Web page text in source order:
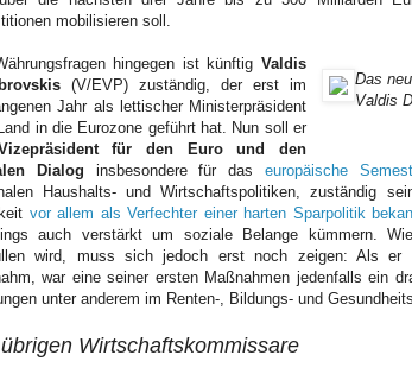
mobilisieren soll.
Das
Valdis
hingegen ist künftig Valdis
(V/EVP) zuständig, der erst im
Jahr als lettischer Ministerpräsident
in die Eurozone geführt hat. Nun soll er
für den Euro und den
Dialog insbesondere für daseuropäische
Haushalts- und Wirtschaftspolitiken, zuständig
vor allem als Verfechter einer harten Sparpolitik
auch verstärkt um soziale Belange kümmern.
wird, muss sich jedoch erst noch zeigen: Als er
war eine seiner ersten Maßnahmen jedenfalls ein
unter anderem im Renten-, Bildungs- und
Wirtschaftskommissare